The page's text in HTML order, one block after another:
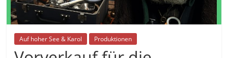
Auf hoher See & Karol Produktionen